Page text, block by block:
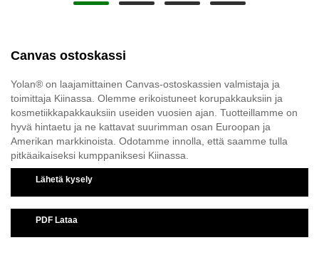
Canvas ostoskassi
Yolan® on laajamittainen Canvas-ostoskassien valmistaja ja
toimittaja Kiinassa. Olemme erikoistuneet korupakkauksiin ja
kosmetiikkapakkauksiin useiden vuosien ajan. Tuotteillamme on
hyvä hintaetu ja ne kattavat suurimman osan Euroopan ja
Amerikan markkinoista. Odotamme innolla, että saamme tulla
pitkäaikaiseksi kumppaniksesi Kiinassa.
Lähetä kysely
PDF Lataa